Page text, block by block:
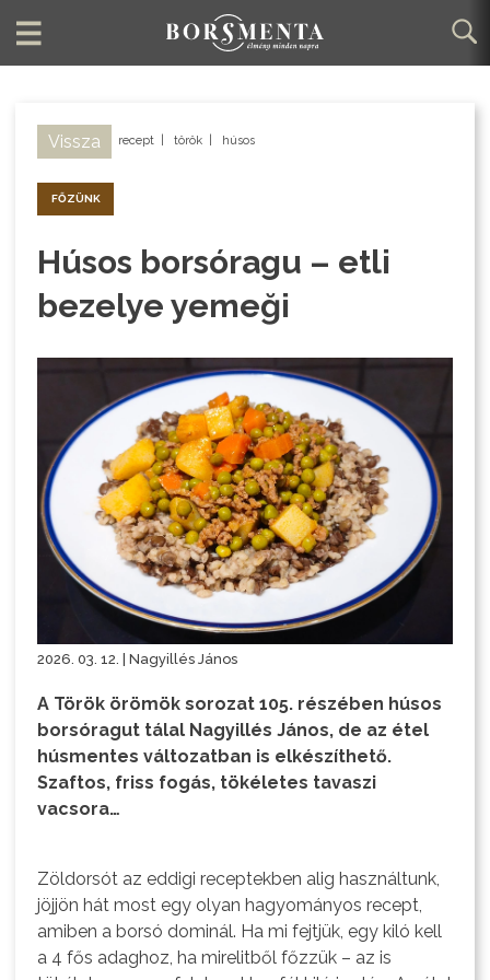
Vissza recept török húsos
FŐZÜNK
Húsos borsóragu – etli
bezelye yemeği
2026. 03. 12. | Nagyillés János
A Török örömök sorozat 105. részében húsos
borsóragut tálal Nagyillés János, de az étel
húsmentes változatban is elkészíthető.
Szaftos, friss fogás, tökéletes tavaszi
vacsora…
Zöldorsót az eddigi receptekben alig használtunk,
jöjjön hát most egy olyan hagyományos recept,
amiben a borsó dominál. Ha mi fejtjük, egy kiló kell
a 4 fős adaghoz, ha mirelitből főzzük – az is